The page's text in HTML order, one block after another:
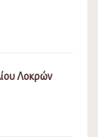
Λοκρών